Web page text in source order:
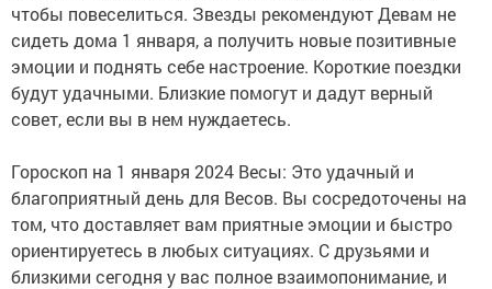
чтобы повеселиться. Звезды рекомендуют Девам не
сидеть дома 1 января, а получить новые позитивные
эмоции и поднять себе настроение. Короткие поездки
будут удачными. Близкие помогут и дадут верный
совет, если вы в нем нуждаетесь.
Гороскоп на 1 января 2024 Весы: Это удачный и
благоприятный день для Весов. Вы сосредоточены на
том, что доставляет вам приятные эмоции и быстро
ориентируетесь в любых ситуациях. С друзьями и
близкими сегодня у вас полное взаимопонимание, и